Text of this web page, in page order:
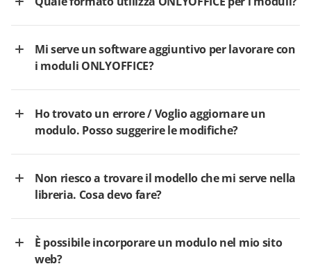
Mi serve un software aggiuntivo per lavorare con
i moduli ONLYOFFICE?
Ho trovato un errore / Voglio aggiornare un
modulo. Posso suggerire le modifiche?
Non riesco a trovare il modello che mi serve nella
libreria. Cosa devo fare?
È possibile incorporare un modulo nel mio sito
web?